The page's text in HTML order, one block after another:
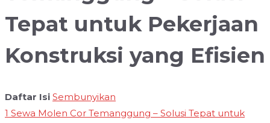
Tepat untuk Pekerjaan
Konstruksi yang Efisien
Daftar Isi Sembunyikan
1 Sewa Molen Cor Temanggung – Solusi Tepat untuk